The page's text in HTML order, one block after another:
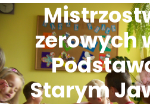
zerowych
Starym